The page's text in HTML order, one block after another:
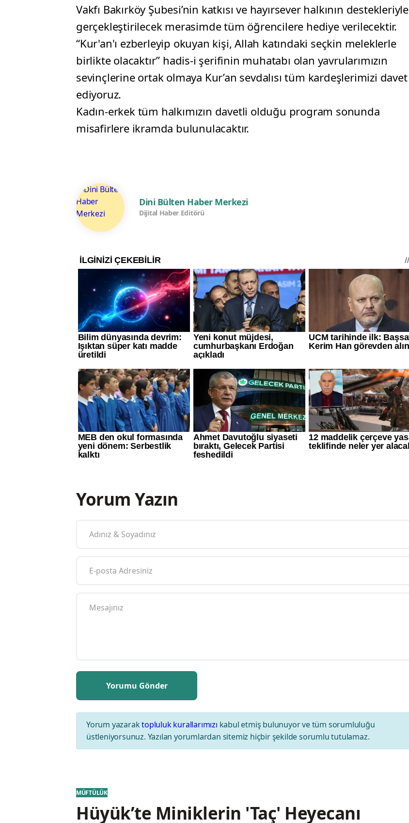
Vakfı Bakırköy Şubesi’nin katkısı ve hayırsever halkının destekleriyle
gerçekleştirilecek merasimde tüm öğrencilere hediye verilecektir.
“Kur'an'ı ezberleyip okuyan kişi, Allah katındaki seçkin meleklerle
birlikte olacaktır” hadis-i şerifinin muhatabı olan yavrularımızın
sevinçlerine ortak olmaya Kur’an sevdalısı tüm kardeşlerimizi davet
ediyoruz.
Kadın-erkek tüm halkımızın davetli olduğu program sonunda
misafirlere ikramda bulunulacaktır.
Dini Bülten Haber Merkezi
Dijital Haber Editörü
Yorum Yazın
Yorum yazaraktopluluk kurallarımızı kabul etmiş bulunuyor ve tüm sorumluluğu
üstleniyorsunuz. Yazılan yorumlardan sitemiz hiçbir şekilde sorumlu tutulamaz.
MÜFTÜLÜK
Hüyük’te Miniklerin 'Taç' Heyecanı